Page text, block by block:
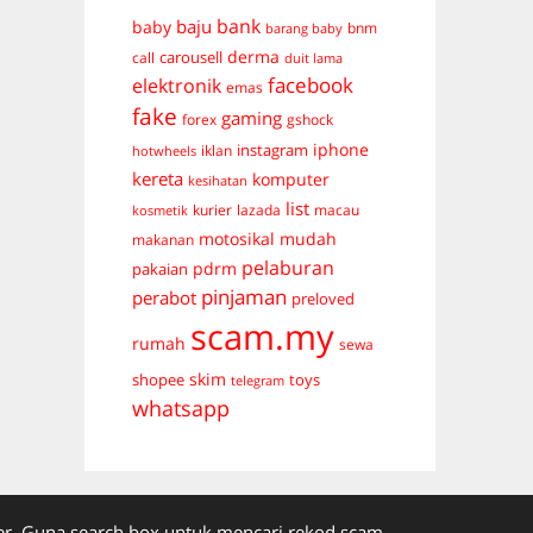
baby baju bank barang baby bnm
call carousell derma duit lama
elektronik emas facebook
fake forex gaming gshock
hotwheels iklan instagram iphone
kereta kesihatan komputer
kosmetik kurier lazada list macau
makanan motosikal mudah
pakaian pdrm pelaburan
perabot pinjaman preloved
rumah scam.my sewa
shopee skim telegram toys
whatsapp